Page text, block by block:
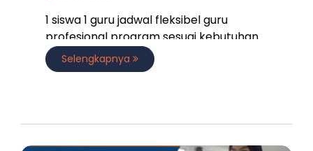
1 siswa 1 guru jadwal fleksibel guru
profesional program sesuai kebutuhan
Selengkapnya